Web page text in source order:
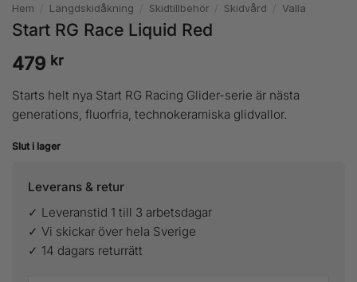
Hem / Längdskidåkning / Skidtillbehör / Skidvård / Valla
Start RG Race Liquid Red
479 kr
Starts helt nya Start RG Racing Glider-serie är nästa
generations, fluorfria, technokeramiska glidvallor.
Slut i lager
Leverans & retur
✓ Leveranstid 1 till 3 arbetsdagar
✓ Vi skickar över hela Sverige
✓ 14 dagars returrätt